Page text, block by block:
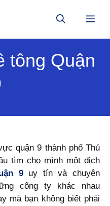
tông Quận
quận 9 thành phố Thủ
tìm cho mình một dịch
9uy tín và chuyên
công ty khác nhau
mà bạn không biết phải